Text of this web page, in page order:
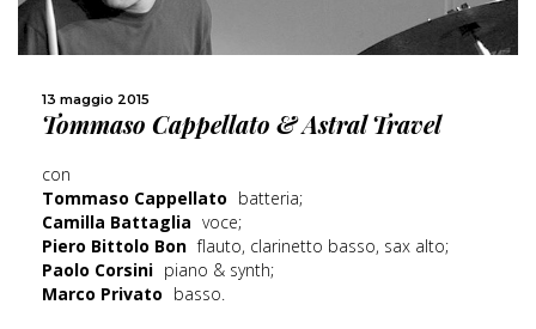
13 maggio 2015
Tommaso Cappellato & Astral Travel
con
Tommaso Cappellato batteria;
Camilla Battaglia voce;
Piero Bittolo Bon flauto, clarinetto basso, sax alto;
Paolo Corsini piano & synth;
Marco Privato basso.
SCOPRI DI PIÙ
CONDIVIDI